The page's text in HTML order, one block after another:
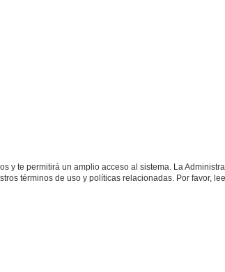
y te permitirá un amplio acceso al sistema. La
términos de uso y políticas relacionadas. Por favor,